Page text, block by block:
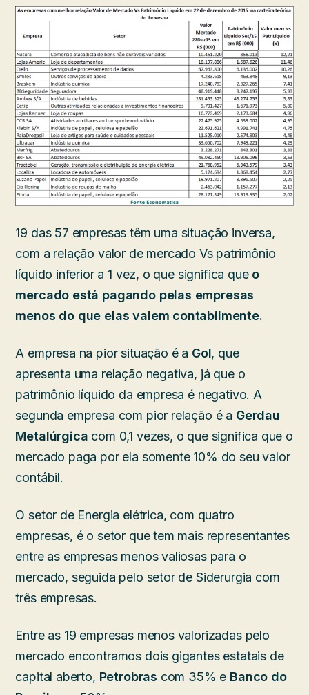
19 das 57 empresas têm uma situação inversa,
com a relação valor de mercado Vs patrimônio
líquido inferior a 1 vez, o que significa queo
mercado está pagando pelas empresas
menos do que elas valem contabilmente.
A empresa na pior situação é a Gol, que
apresenta uma relação negativa, já que o
patrimônio líquido da empresa é negativo. A
segunda empresa com pior relação é a Gerdau
Metalúrgica com 0,1 vezes, o que significa que o
mercado paga por ela somente 10% do seu valor
contábil.
O setor de Energia elétrica, com quatro
empresas, é o setor que tem mais representantes
entre as empresas menos valiosas para o
mercado, seguida pelo setor de Siderurgia com
três empresas.
Entre as 19 empresas menos valorizadas pelo
mercado encontramos dois gigantes estatais de
capital aberto, Petrobras com 35% e Banco do